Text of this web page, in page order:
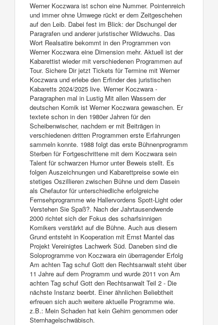
Werner Koczwara ist schon eine Nummer. Pointenreich
und immer ohne Umwege rückt er dem Zeitgeschehen
auf den Leib. Dabei fest im Blick: der Dschungel der
Paragrafen und anderer juristischer Wildwuchs. Das
Wort Realsatire bekommt in den Programmen von
Werner Koczwara eine Dimension mehr. Aktuell ist der
Kabarettist wieder mit verschiedenen Programmen auf
Tour. Sichere Dir jetzt Tickets für Termine mit Werner
Koczwara und erlebe den Erfinder des juristischen
Kabaretts 2024/2025 live. Werner Koczwara -
Paragraphen mal in Lustig Mit allen Wassern der
deutschen Komik ist Werner Koczwara gewaschen. Er
textete schon in den 1980er Jahren für den
Scheibenwischer, nachdem er mit Beiträgen in
verschiedenen dritten Programmen erste Erfahrungen
sammeln konnte. 1988 folgt das erste Bühnenprogramm
Sterben für Fortgeschrittene mit dem Koczwara sein
Talent für schwarzen Humor unter Beweis stellt. Es
folgen Auszeichnungen und Kabarettpreise sowie ein
stetiges Oszillieren zwischen Bühne und dem Dasein
als Chefautor für unterschiedliche erfolgreiche
Fernsehprogramme wie Hallervordens Spott-Light oder
Verstehen Sie Spaß?. Nach der Jahrtausendwende
2000 richtet sich der Fokus des scharfsinnigen
Komikers verstärkt auf die Bühne. Auch aus diesem
Grund entsteht in Kooperation mit Ernst Mantel das
Projekt Vereinigtes Lachwerk Süd. Daneben sind die
Soloprogramme von Koczwara ein überragender Erfolg
Am achten Tag schuf Gott den Rechtsanwalt steht über
11 Jahre auf dem Programm und wurde 2011 von Am
achten Tag schuf Gott den Rechtsanwalt Teil 2 - Die
nächste Instanz beerbt. Einer ähnlichen Beliebtheit
erfreuen sich auch weitere aktuelle Programme wie.
z.B.: Mein Schaden hat kein Gehirn genommen oder
Sternhagelschwäbisch.